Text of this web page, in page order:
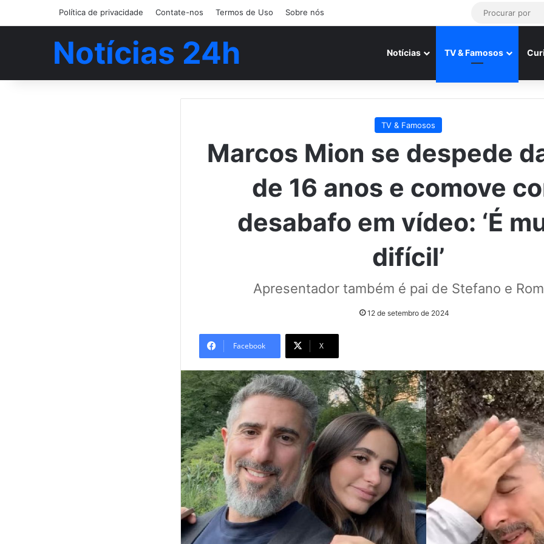
Política de privacidade Contate-nos Termos de Uso Sobre nós
Notícias 24h Notícias TV & Famosos
TV & Famosos
Marcos Mion se despede
de 16 anos e comove
desabafo em vídeo: ‘É
difícil’
Apresentador também é pai de Stefano e
12 de setembro de 2024
Facebook X